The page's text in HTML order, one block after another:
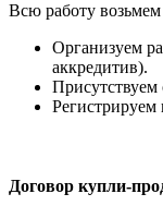
Всю работу возьмем
Организуем
аккредитив).
Присутствуем
Регистрируем
Договор купли-